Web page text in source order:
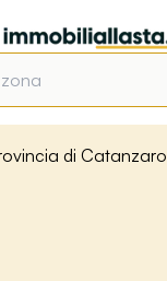
di Catanzaro